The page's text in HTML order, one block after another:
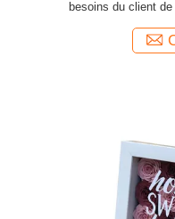
besoins du client